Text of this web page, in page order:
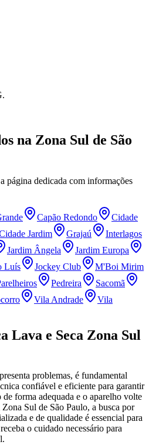
na Zona Sul de São
página dedicada com informações
Capão Redondo
Cidade
Jardim Grajaú
Interlagos
Jardim Ângela
Jardim Europa
Luís Jockey Club
M'Boi Mirim
Pedreira
Sacomã
Vila Andrade
Vila
Lava e Seca Zona Sul
problemas, é fundamental
confiável e eficiente para garantir
forma adequada e o aparelho volte
Zona Sul de São Paulo, a busca por
e de qualidade é essencial para
o cuidado necessário para